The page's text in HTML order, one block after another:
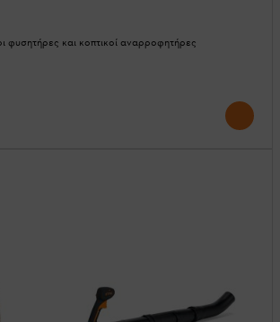
φυσητήρες και κοπτικοί αναρροφητήρες